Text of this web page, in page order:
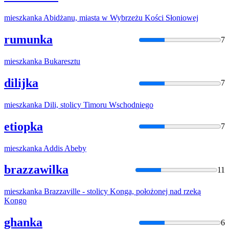
mieszkanka Abidżanu, miasta w Wybrzeżu Kości Słoniowej
rumunka 7
mieszkanka Bukaresztu
dilijka 7
mieszkanka Dili, stolicy Timoru Wschodniego
etiopka 7
mieszkanka Addis Abeby
brazzawilka 11
mieszkanka Brazzaville - stolicy Konga, położonej nad rzeką
Kongo
ghanka 6